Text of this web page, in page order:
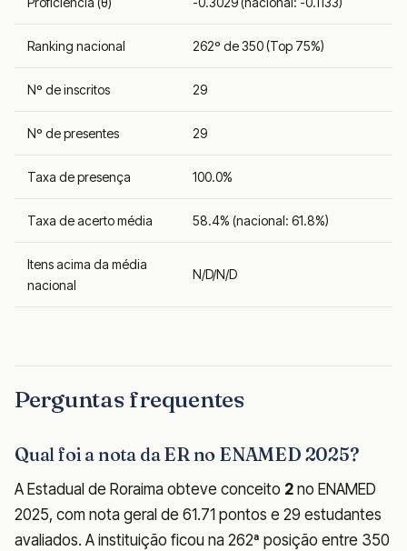
Ranking nacional 262º de 350 (Top 75%)
Nº de inscritos 29
Nº de presentes 29
Taxa de presença 100.0%
Taxa de acerto média 58.4% (nacional: 61.8%)
Itens acima da média
nacional
N/D/N/D
Perguntas frequentes
Qual foi a nota da ER no ENAMED 2025?
A Estadual de Roraima obteve conceito 2 no ENAMED
2025, com nota geral de 61.71 pontos e 29 estudantes
avaliados. A instituição ficou na 262ª posição entre 350